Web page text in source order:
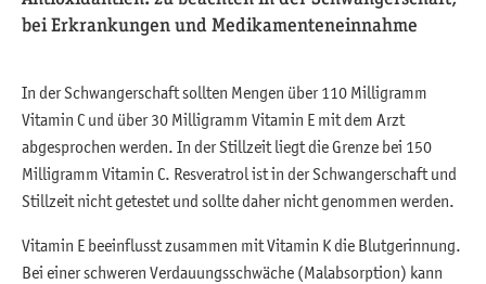
bei Erkrankungen und Medikamenteneinnahme
In der Schwangerschaft sollten Mengen über 110 Milligramm
Vitamin C und über 30 Milligramm Vitamin E mit dem Arzt
abgesprochen werden. In der Stillzeit liegt die Grenze bei 150
Milligramm Vitamin C. Resveratrol ist in der Schwangerschaft und
Stillzeit nicht getestet und sollte daher nicht genommen werden.
Vitamin E beeinflusst zusammen mit Vitamin K die Blutgerinnung.
Bei einer schweren Verdauungsschwäche (Malabsorption) kann